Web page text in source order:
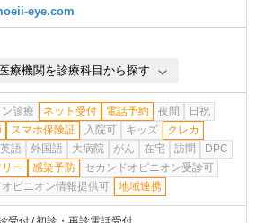
eye.com
療機関を診療科目から探す
診療 ネット受付 電話予約 夜間
日祝
スマホ保険証 入院可 キッズ
クレカ
英語 外国語 大病院 がん 在宅 訪問
DPC
ー
感染予防
セカンドオピニオン受診可
ピニオン情報提供可
地域連携